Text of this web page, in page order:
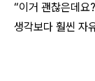
“이거 괜찮은데요
생각보다 훨씬 자